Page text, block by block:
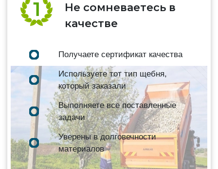
Не сомневаетесь в
качестве
Получаете сертификат качества
Используете тот тип щебня,
который заказали
Выполняете все поставленные
задачи
Уверены в долговечности
материалов